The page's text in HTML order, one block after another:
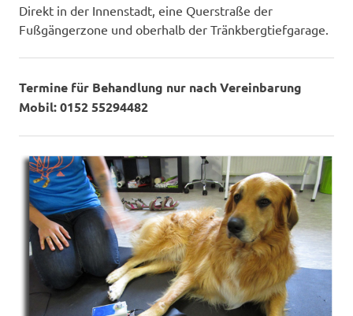
Direkt in der Innenstadt, eine Querstraße der
Fußgängerzone und oberhalb der Tränkbergtiefgarage.
Termine für Behandlung nur nach Vereinbarung
Mobil: 0152 55294482